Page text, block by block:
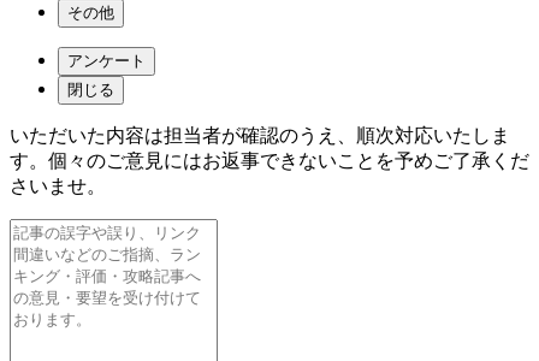
その他
アンケート
閉じる
いただいた内容は担当者が確認のうえ、順次対応いたしま
す。個々のご意見にはお返事できないことを予めご了承くだ
さいませ。